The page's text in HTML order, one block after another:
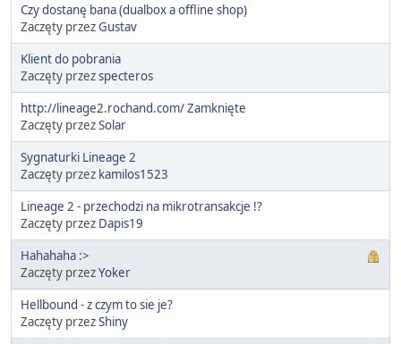
Czy dostanę bana (dualbox a offline shop)
Zaczęty przezGustav
Klient do pobrania
Zaczęty przezspecteros
http://lineage2.rochand.com/ Zamknięte
Zaczęty przezSolar
Sygnaturki Lineage 2
Zaczęty przez kamilos1523
Lineage 2 - przechodzi na mikrotransakcje !?
Zaczęty przez Dapis19
Hahahaha :>
Zaczęty przezYoker
Hellbound - z czym to sie je?
Zaczęty przezShiny